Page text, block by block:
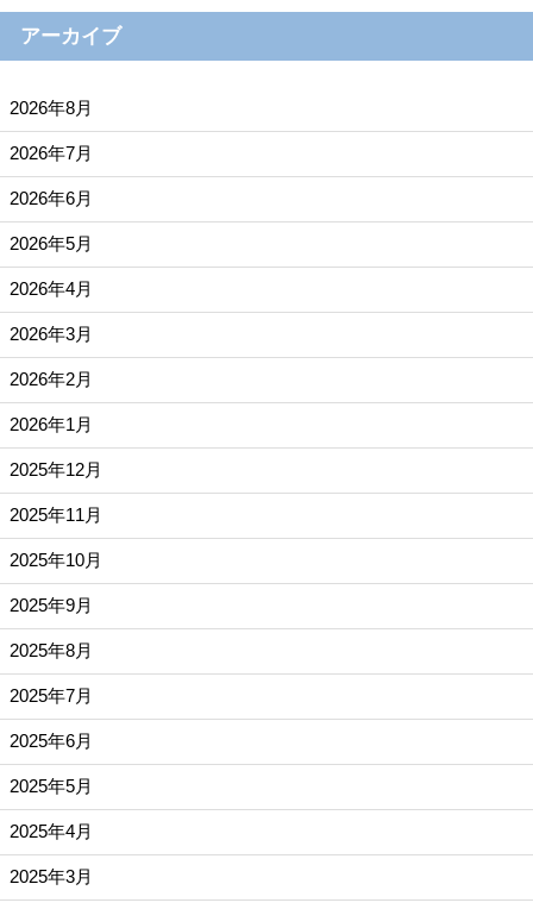
アーカイブ
2026年8月
2026年7月
2026年6月
2026年5月
2026年4月
2026年3月
2026年2月
2026年1月
2025年12月
2025年11月
2025年10月
2025年9月
2025年8月
2025年7月
2025年6月
2025年5月
2025年4月
2025年3月